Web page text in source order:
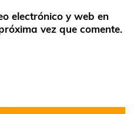
electrónico y web en
vez que comente.